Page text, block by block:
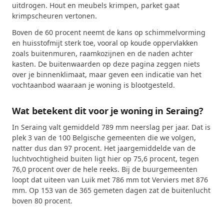
uitdrogen. Hout en meubels krimpen, parket gaat
krimpscheuren vertonen.
Boven de 60 procent neemt de kans op schimmelvorming
en huisstofmijt sterk toe, vooral op koude oppervlakken
zoals buitenmuren, raamkozijnen en de naden achter
kasten. De buitenwaarden op deze pagina zeggen niets
over je binnenklimaat, maar geven een indicatie van het
vochtaanbod waaraan je woning is blootgesteld.
Wat betekent dit voor je woning in Seraing?
In Seraing valt gemiddeld 789 mm neerslag per jaar. Dat is
plek 3 van de 100 Belgische gemeenten die we volgen,
natter dus dan 97 procent. Het jaargemiddelde van de
luchtvochtigheid buiten ligt hier op 75,6 procent, tegen
76,0 procent over de hele reeks. Bij de buurgemeenten
loopt dat uiteen van Luik met 786 mm tot Verviers met 876
mm. Op 153 van de 365 gemeten dagen zat de buitenlucht
boven 80 procent.